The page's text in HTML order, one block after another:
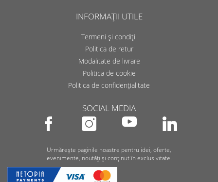
INFORMAȚII UTILE
Termeni și condiții
Politica de retur
Modalitate de livrare
Politica de cookie
Politica de confidențialitate
SOCIAL MEDIA
Urmărește paginile noastre pentru idei, oferte,
evenimente, noutăți și conținut în exclusivitate.